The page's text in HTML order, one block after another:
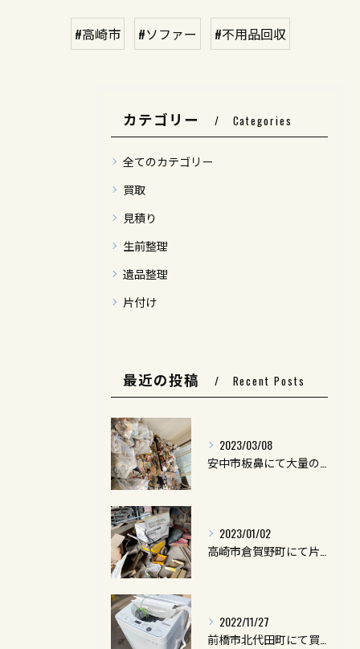
#高崎市 #ソファー #不用品回収
カテゴリー Categories
全てのカテゴリー
買取
見積り
生前整理
遺品整理
片付け
最近の投稿 Recent Posts
2023/03/08
安中市板鼻にて大量のお片付けを行いました。
2023/01/02
高崎市倉賀野町にて片付け作業をさせて頂きました。
2022/11/27
前橋市北代田町にて買取処分を行いました。